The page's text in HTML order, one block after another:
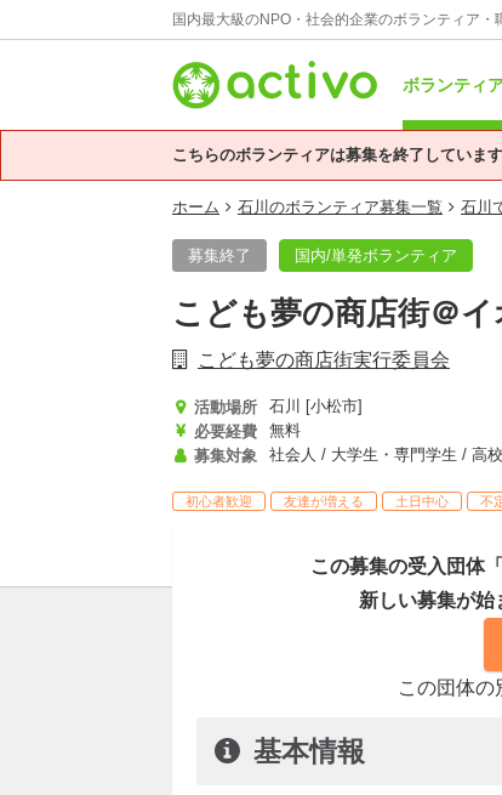
国内最大級のNPO・社会的企業のボランティア・
ボランティ
こちらのボランティアは募集を終了しています
ホーム 石川のボランティア募集一覧 石川
募集終了 国内/単発ボランティア
こども夢の商店街＠
こども夢の商店街実行委員会
活動場所
石川 [小松市]
必要経費
無料
募集対象
社会人 / 大学生・専門学生 / 高
初心者歓迎 友達が増える 土日中心 不
この募集の受入団体
新しい募集が始
この団体の
基本情報